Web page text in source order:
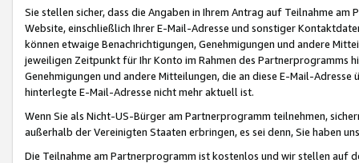
Sie stellen sicher, dass die Angaben in Ihrem Antrag auf Teilnahme
Website, einschließlich Ihrer E-Mail-Adresse und sonstiger
können etwaige Benachrichtigungen, Genehmigungen und andere
jeweiligen Zeitpunkt für Ihr Konto im Rahmen des Partnerprogramms
Genehmigungen und andere Mitteilungen, die an diese E-Mail-
hinterlegte E-Mail-Adresse nicht mehr aktuell ist.
Wenn Sie als Nicht-US-Bürger am Partnerprogramm teilnehmen,
außerhalb der Vereinigten Staaten erbringen, es sei denn, Sie haben
Die Teilnahme am Partnerprogramm ist kostenlos und wir stellen auf